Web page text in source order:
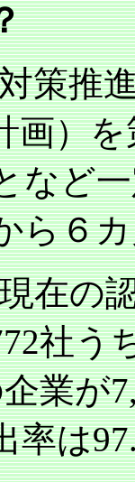
策推
画）
など
ら６
在の
社う
業が
率は